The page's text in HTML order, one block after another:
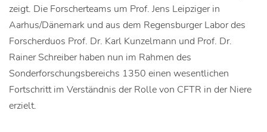
zeigt. Die Forscherteams um Prof. Jens Leipziger in
Aarhus/Dänemark und aus dem Regensburger Labor des
Forscherduos Prof. Dr. Karl Kunzelmann und Prof. Dr.
Rainer Schreiber haben nun im Rahmen des
Sonderforschungsbereichs 1350 einen wesentlichen
Fortschritt im Verständnis der Rolle von CFTR in der Niere
erzielt.